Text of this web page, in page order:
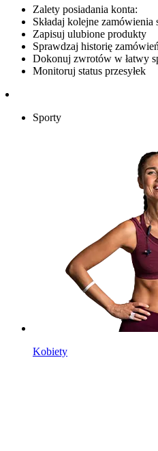
Zalety posiadania konta:
Składaj kolejne zamówienia
Zapisuj ulubione produkty
Sprawdzaj historię zamówień
Dokonuj zwrotów w łatwy
Monitoruj status przesyłek
Sporty
Kobiety